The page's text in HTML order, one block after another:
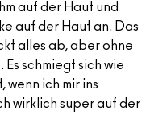
auf der Haut und
auf der Haut an. Das
alles ab, aber ohne
schmiegt sich wie
wenn ich mir ins
wirklich super auf der